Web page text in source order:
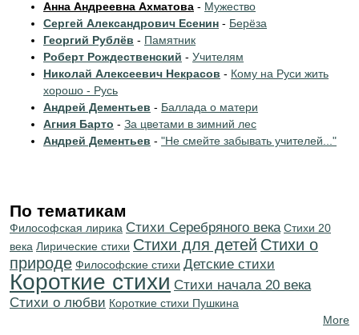
Анна Андреевна Ахматова - Мужество
Сергей Александрович Есенин - Берёза
Георгий Рублёв - Памятник
Роберт Рождественский - Учителям
Николай Алексеевич Некрасов - Кому на Руси жить
хорошо - Русь
Андрей Дементьев - Баллада о матери
Агния Барто - За цветами в зимний лес
Андрей Дементьев - "Не смейте забывать учителей..."
По тематикам
Философская лирика Cтихи Серебряного века Стихи 20
века Лирические стихи Стихи для детей Стихи о
природе Философские стихи Детские стихи
Короткие стихи Cтихи начала 20 века
Стихи о любви Короткие стихи Пушкина
More